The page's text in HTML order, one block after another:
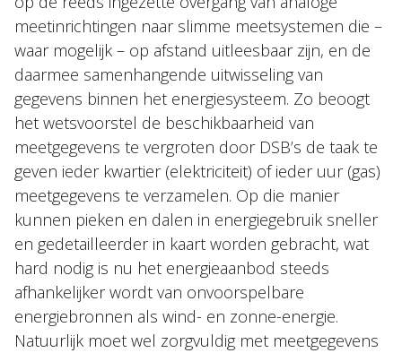
meetinrichtingen naar slimme meetsystemen die –
waar mogelijk – op afstand uitleesbaar zijn, en de
daarmee samenhangende uitwisseling van
gegevens binnen het energiesysteem. Zo beoogt
het wetsvoorstel de beschikbaarheid van
meetgegevens te vergroten door DSB’s de taak te
geven ieder kwartier (elektriciteit) of ieder uur (gas)
meetgegevens te verzamelen. Op die manier
kunnen pieken en dalen in energiegebruik sneller
en gedetailleerder in kaart worden gebracht, wat
hard nodig is nu het energieaanbod steeds
afhankelijker wordt van onvoorspelbare
energiebronnen als wind- en zonne-energie.
Natuurlijk moet wel zorgvuldig met meetgegevens